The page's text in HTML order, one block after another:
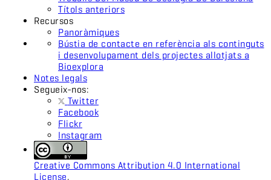
Títols anteriors
Recursos
Panoràmiques
Bústia de contacte en referència als continguts
i desenvolupament dels projectes allotjats a
Bioexplora
Notes legals
Segueix-nos:
Twitter
Facebook
Flickr
Instagram
Creative Commons Attribution 4.0 International
License.